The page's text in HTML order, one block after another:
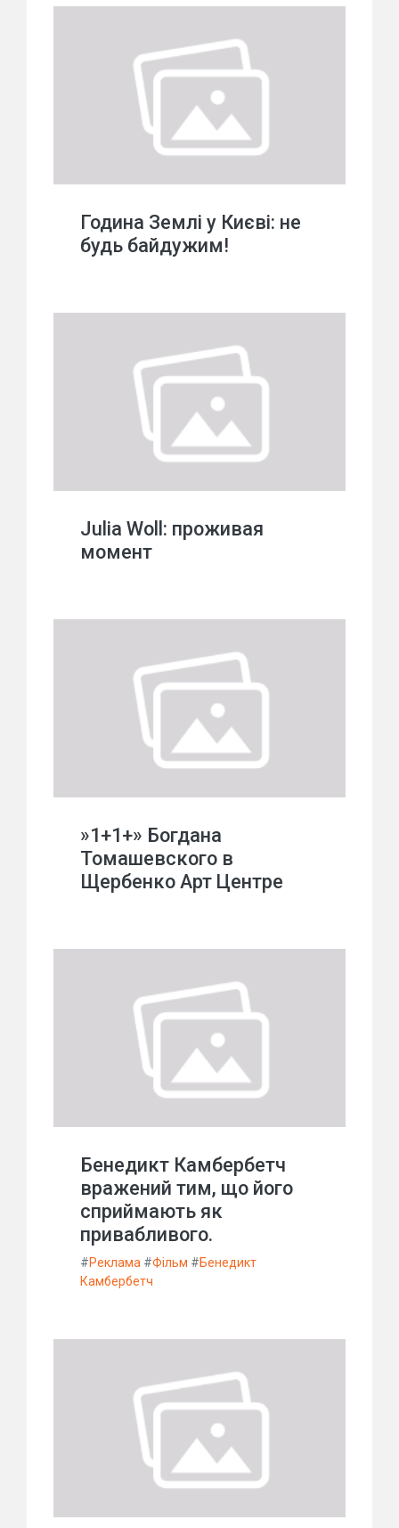
Година Землі у Києві: не
будь байдужим!
Julia Woll: проживая
момент
»1+1+» Богдана
Томашевского в
Щербенко Арт Центре
Бенедикт Камбербетч
вражений тим, що його
сприймають як
привабливого.
#Реклама #Фільм #Бенедикт
Камбербетч